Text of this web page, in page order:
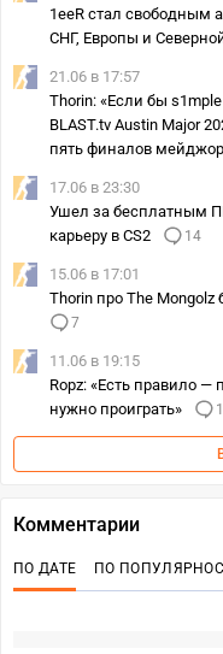
1eeR стал свободным
СНГ, Европы и
21.06 в 17:57
Thorin: «Если бы
BLAST.tv Austin Major
пять финалов
17.06 в 23:30
Ушел за бесплатным
карьеру в CS2
14
15.06 в 17:01
Thorin про The Mongolz
7
11.06 в 19:15
Ropz: «Есть правило —
нужно проиграть»
1
Комментарии
ПО ДАТЕ ПО